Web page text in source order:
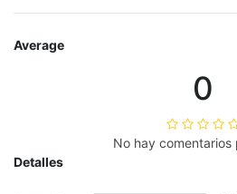
Average
0
No hay comentarios
Detalles